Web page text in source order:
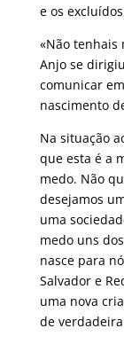
e os
«Não tenhais
Anjo se
comunicar
nascimento
Na situação
que esta é a
medo. Não
desejamos
uma
medo uns
nasce para
Salvador e
uma nova
de